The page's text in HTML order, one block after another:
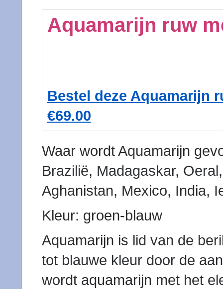
Aquamarijn ruw
Bestel deze Aquamarijn
€69.00
Waar wordt Aquamarijn
Brazilië, Madagaskar,
Aghanistan, Mexico, India,
Kleur: groen-blauw
Aquamarijn is lid van de
tot blauwe kleur door de
wordt aquamarijn met het